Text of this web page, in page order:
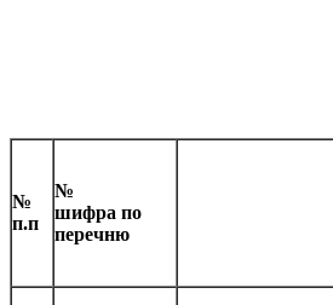
№
п.п
№
шифра по
перечню